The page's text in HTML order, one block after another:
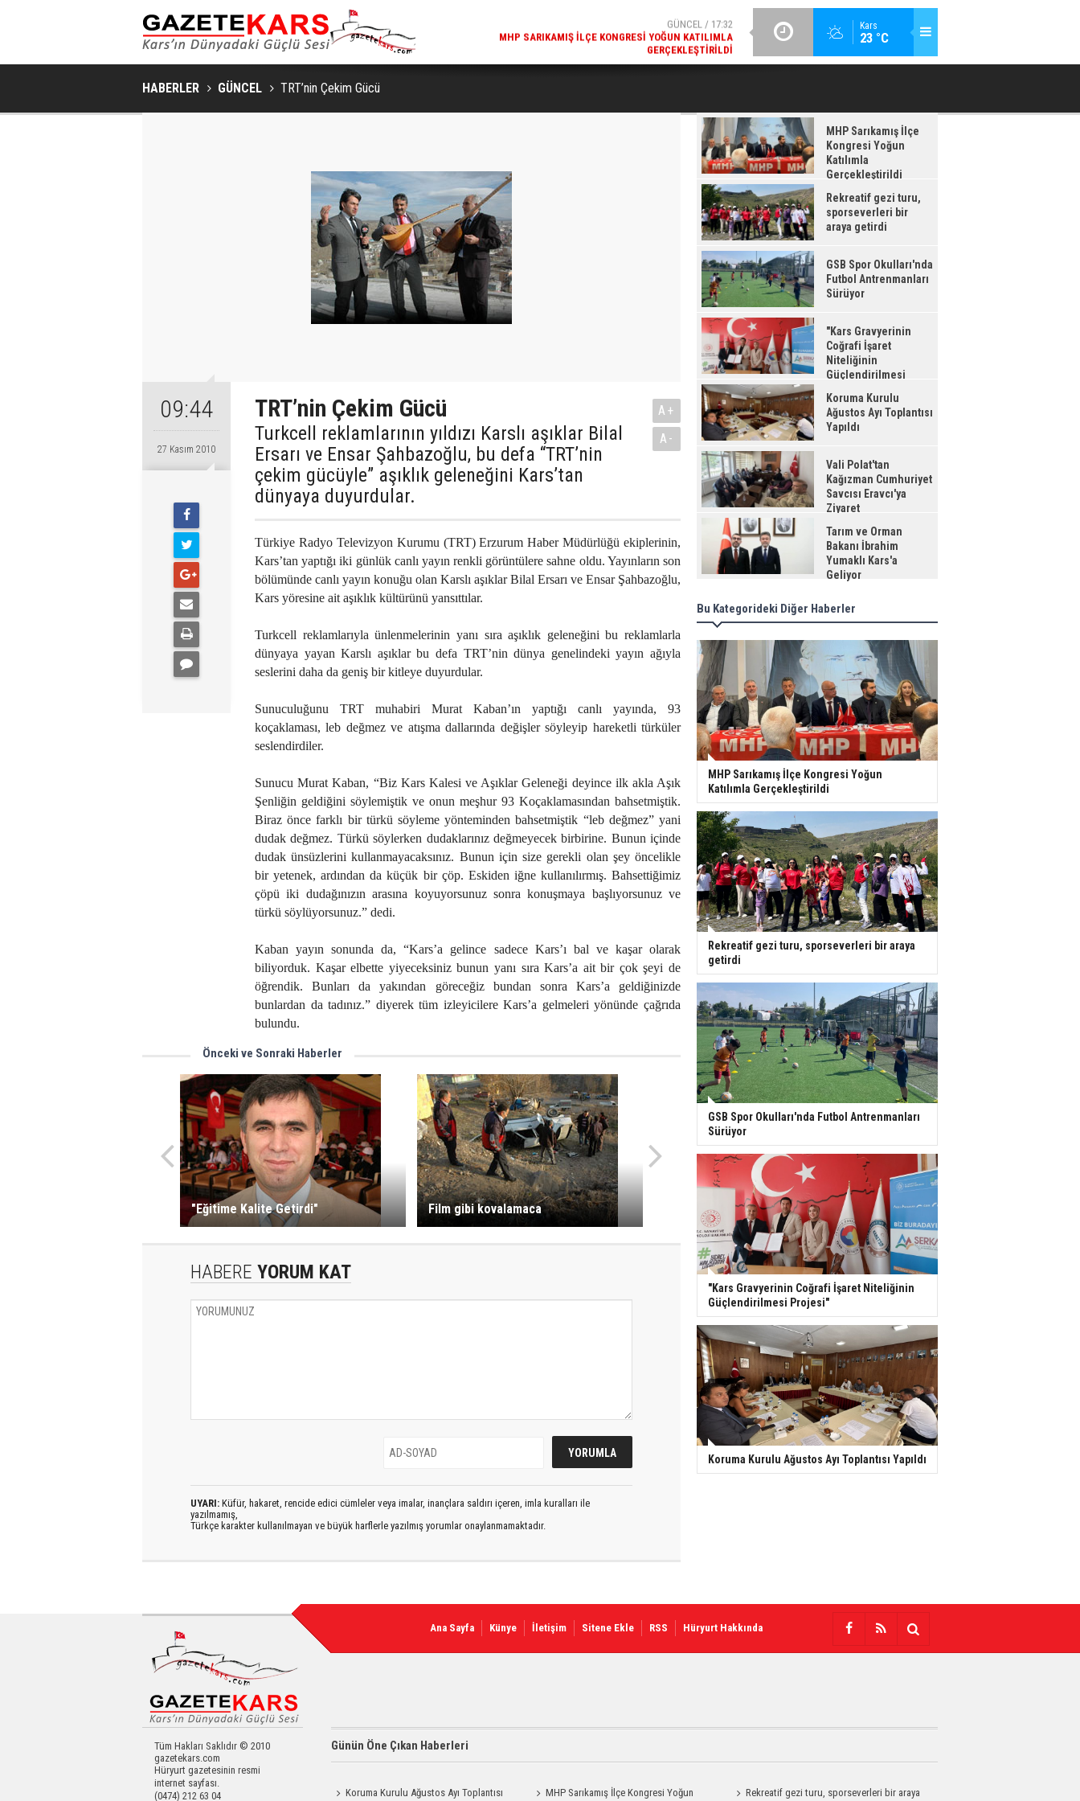
Kars
23 °C
GÜNCEL / 17:08
REKREATIF GEZI TURU, SPORSEVERLERI BIR ARAYA GETIRDI
GSB SPOR OKULLARI'NDA FUTBOL ANTRENMANLARI SÜRÜYOR
HABERLER GÜNCEL TRT’nin Çekim Gücü
09:44
27 Kasım 2010
TRT’nin Çekim Gücü
Turkcell reklamlarının yıldızı Karslı aşıklar Bilal
Ersarı ve Ensar Şahbazoğlu, bu defa “TRT’nin
çekim gücüyle” aşıklık geleneğini Kars’tan
dünyaya duyurdular.
A+
A-
Türkiye Radyo Televizyon Kurumu (TRT) Erzurum Haber Müdürlüğü ekiplerinin,
Kars’tan yaptığı iki günlük canlı yayın renkli görüntülere sahne oldu. Yayınların son
bölümünde canlı yayın konuğu olan Karslı aşıklar Bilal Ersarı ve Ensar Şahbazoğlu,
Kars yöresine ait aşıklık kültürünü yansıttılar.
Turkcell reklamlarıyla ünlenmelerinin yanı sıra aşıklık geleneğini bu reklamlarla
dünyaya yayan Karslı aşıklar bu defa TRT’nin dünya genelindeki yayın ağıyla
seslerini daha da geniş bir kitleye duyurdular.
Sunuculuğunu TRT muhabiri Murat Kaban’ın yaptığı canlı yayında, 93
koçaklaması, leb değmez ve atışma dallarında değişler söyleyip hareketli türküler
seslendirdiler.
Sunucu Murat Kaban, “Biz Kars Kalesi ve Aşıklar Geleneği deyince ilk akla Aşık
Şenliğin geldiğini söylemiştik ve onun meşhur 93 Koçaklamasından bahsetmiştik.
Biraz önce farklı bir türkü söyleme yönteminden bahsetmiştik “leb değmez” yani
dudak değmez. Türkü söylerken dudaklarınız değmeyecek birbirine. Bunun içinde
dudak ünsüzlerini kullanmayacaksınız. Bunun için size gerekli olan şey öncelikle
bir yetenek, ardından da küçük bir çöp. Eskiden iğne kullanılırmış. Bahsettiğimiz
çöpü iki dudağınızın arasına koyuyorsunuz sonra konuşmaya başlıyorsunuz ve
türkü söylüyorsunuz.” dedi.
Kaban yayın sonunda da, “Kars’a gelince sadece Kars’ı bal ve kaşar olarak
biliyorduk. Kaşar elbette yiyeceksiniz bunun yanı sıra Kars’a ait bir çok şeyi de
öğrendik. Bunları da yakından göreceğiz bundan sonra Kars’a geldiğinizde
bunlardan da tadınız.” diyerek tüm izleyicilere Kars’a gelmeleri yönünde çağrıda
bulundu.
Önceki ve Sonraki Haberler
"Eğitime Kalite Getirdi" Film gibi kovalamaca
HABERE YORUM KAT
UYARI: Küfür, hakaret, rencide edici cümleler veya imalar, inançlara saldırı içeren, imla kuralları ile
yazılmamış,
Türkçe karakter kullanılmayan ve büyük harflerle yazılmış yorumlar onaylanmamaktadır.
MHP Sarıkamış İlçe
Kongresi Yoğun
Katılımla
Gerçekleştirildi
Rekreatif gezi turu,
sporseverleri bir
araya getirdi
GSB Spor Okulları'nda
Futbol Antrenmanları
Sürüyor
"Kars Gravyerinin
Coğrafi İşaret
Niteliğinin
Güçlendirilmesi
Projesi"
Koruma Kurulu
Ağustos Ayı Toplantısı
Yapıldı
Vali Polat'tan
Kağızman Cumhuriyet
Savcısı Eravcı'ya
Ziyaret
Tarım ve Orman
Bakanı İbrahim
Yumaklı Kars'a
Geliyor
Bu Kategorideki Diğer Haberler
MHP Sarıkamış İlçe Kongresi Yoğun
Katılımla Gerçekleştirildi
Rekreatif gezi turu, sporseverleri bir araya
getirdi
GSB Spor Okulları'nda Futbol Antrenmanları
Sürüyor
"Kars Gravyerinin Coğrafi İşaret Niteliğinin
Güçlendirilmesi Projesi"
Koruma Kurulu Ağustos Ayı Toplantısı Yapıldı
Ana Sayfa Künye İletişim Sitene Ekle RSS Hüryurt Hakkında
Tüm Hakları Saklıdır © 2010
gazetekars.com
Hüryurt gazetesinin resmi
internet sayfası.
(0474) 212 63 04
Günün Öne Çıkan Haberleri
Koruma Kurulu Ağustos Ayı Toplantısı MHP Sarıkamış İlçe Kongresi Yoğun Rekreatif gezi turu, sporseverleri bir araya